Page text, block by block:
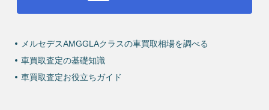
メルセデスAMGGLAクラスの車買取相場を調べる
車買取査定の基礎知識
車買取査定お役立ちガイド